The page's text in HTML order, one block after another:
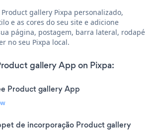
gallery Pixpa personalizado,
e as cores do seu site e adicione
página, postagem, barra lateral, rodapé
no seu Pixpa local.
gallery App on Pixpa:
Product gallery App
de incorporação Product gallery